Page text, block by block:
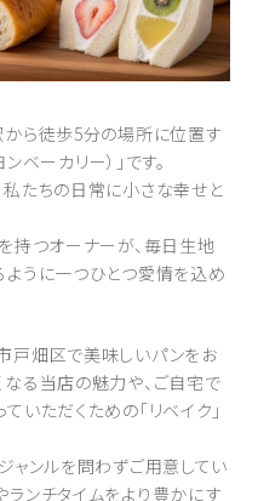
ら徒歩5分の場所に位置す
ベーカリー）」です。
たちの日常に小さな幸せと
持つオーナーが、毎日生地
ように一つひとつ愛情を込め
戸畑区で美味しいパンをお
る当店の魅力や、ご自宅で
いただくための「リベイク」
ャンルを問わずご用意してい
ンチタイムをより豊かにす